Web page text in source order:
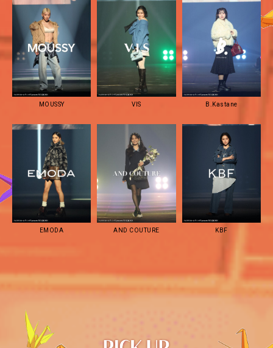
MOUSSY VIS B.Kastane
EMODA AND COUTURE KBF